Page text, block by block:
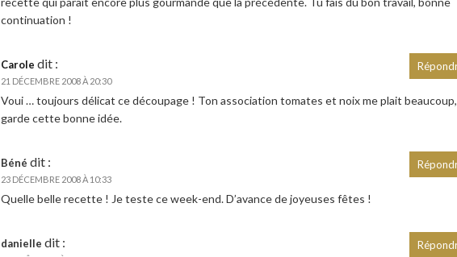
continuation !
Carole dit :
21 DÉCEMBRE 2008 À 20:30
Voui … toujours délicat ce découpage ! Ton association tomates et noix me plait
garde cette bonne idée.
Béné dit :
23 DÉCEMBRE 2008 À 10:33
Quelle belle recette ! Je teste ce week-end. D’avance de joyeuses fêtes !
danielle dit :